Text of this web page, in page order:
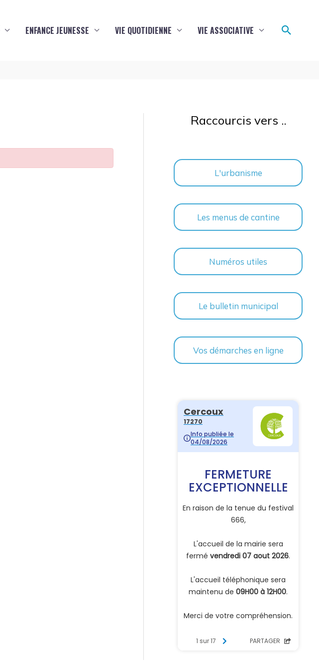
ENFANCE JEUNESSE VIE QUOTIDIENNE VIE ASSOCIATIVE
Raccourcis vers ..
L'urbanisme
Les menus de cantine
Numéros utiles
Le bulletin municipal
Vos démarches en ligne